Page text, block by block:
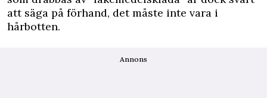
att säga på förhand, det måste inte vara i
hårbotten.
Annons